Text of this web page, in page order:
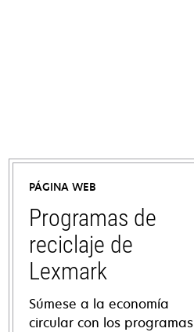
PÁGINA WEB
Programas de
reciclaje de
Lexmark
Súmese a la economía
circular con los programas